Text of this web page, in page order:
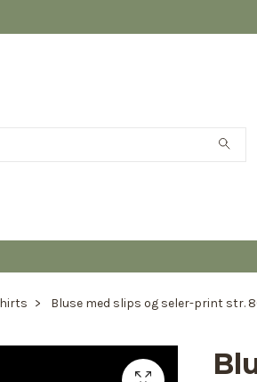
Bluse med slips og seler-print str.